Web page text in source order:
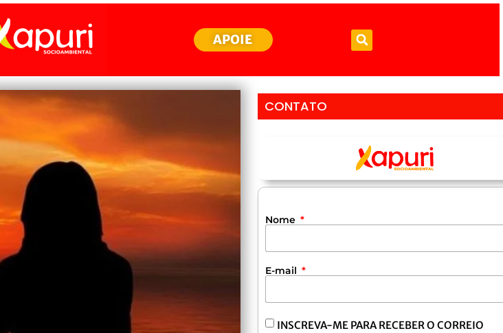
APOIE
CONTATO
Nome
E-mail
INSCREVA-ME PARA RECEBER O CORREIO